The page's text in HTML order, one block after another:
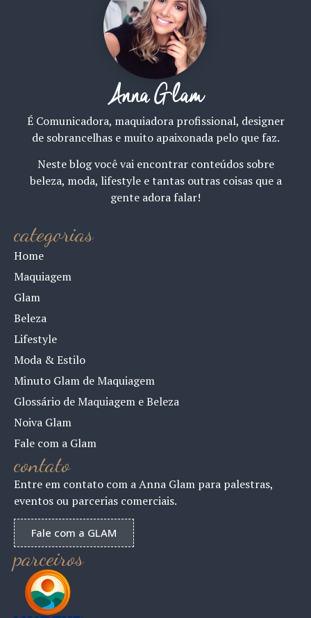
Anna Glam
É Comunicadora, maquiadora profissional, designer
de sobrancelhas e muito apaixonada pelo que faz.
Neste blog você vai encontrar conteúdos sobre
beleza, moda, lifestyle e tantas outras coisas que a
gente adora falar!
categorias
Home
Maquiagem
Glam
Beleza
Lifestyle
Moda & Estilo
Minuto Glam de Maquiagem
Glossário de Maquiagem e Beleza
Noiva Glam
Fale com a Glam
contato
Entre em contato com a Anna Glam para palestras,
eventos ou parcerias comerciais.
Fale com a GLAM
parceiros